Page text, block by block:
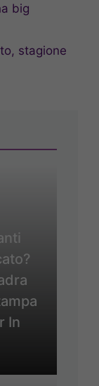
big
stagione
In